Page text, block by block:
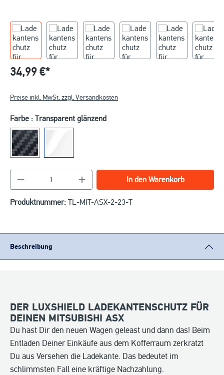
34,99 €*
Preise inkl. MwSt. zzgl. Versandkosten
Farbe : Transparent glänzend
Produkt Anzahl: Gib den gewünschten Wert
In den Warenkorb
Produktnummer: TL-MIT-ASX-2-23-T
Beschreibung
DER LUXSHIELD LADEKANTENSCHUTZ FÜR
DEINEN MITSUBISHI ASX
Du hast Dir den neuen Wagen geleast und dann das! Beim
Entladen Deiner Einkäufe aus dem Kofferraum zerkratzt
Du aus Versehen die Ladekante. Das bedeutet im
schlimmsten Fall eine kräftige Nachzahlung.